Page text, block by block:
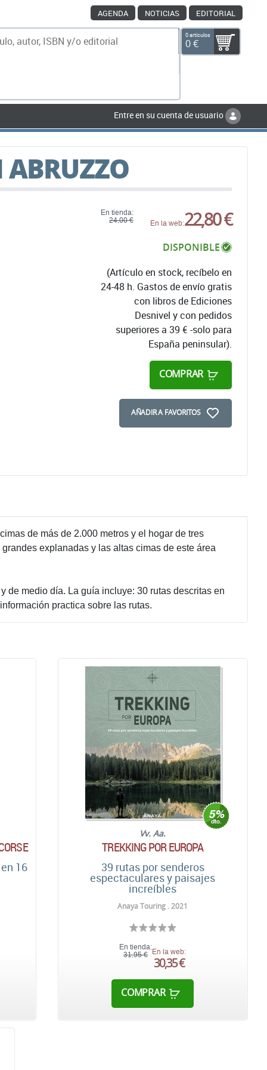
AGENDA NOTICIAS EDITORIAL
0 artículos
0 €
Entre en su cuenta de usuario
En tienda:
24,00 €
En la web:22,80 €
DISPONIBLE
(Artículo en stock, recíbelo en
24-48 h. Gastos de envío gratis
con libros de Ediciones
Desnivel y con pedidos
superiores a 39 € -solo para
España peninsular).
COMPRAR
AÑADIR A FAVORITOS
de más de 2.000 metros y el hogar de tres
explanadas y las altas cimas de este área
de medio día. La guía incluye: 30 rutas descritas en
practica sobre las rutas.
16
Vv. Aa.
TREKKING POR EUROPA
39 rutas por senderos
espectaculares y paisajes
increíbles
Anaya Touring . 2021
En tienda:
31,95 €
En la web:
30,35 €
COMPRAR